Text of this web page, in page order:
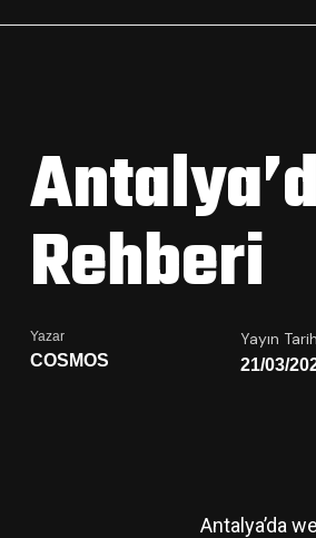
Rehberi
Yazar
COSMOS
Yayın
21/03/
Antalya’da